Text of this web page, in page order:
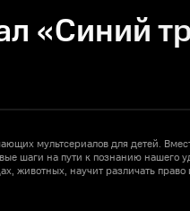
«Синий
мультсериалов для детей.
шаги на пути к познанию нашего
животных, научит различать
мультсериала